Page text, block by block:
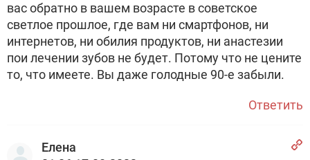
вас обратно в вашем возрасте в советское
светлое прошлое, где вам ни смартфонов, ни
интернетов, ни обилия продуктов, ни анастезии
пои лечении зубов не будет. Потому что не цените
то, что имеете. Вы даже голодные 90-е забыли.
Ответить
Елена